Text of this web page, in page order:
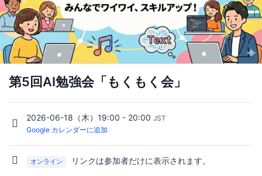
第5回AI勉強会「もくもく会」
2026-06-18（木）19:00 - 20:00 JST
Google カレンダーに追加
オンライン リンクは参加者だけに表示されます。